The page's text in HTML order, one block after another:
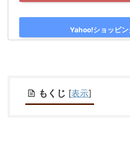
Yahoo!ショッピ
もくじ [表示]